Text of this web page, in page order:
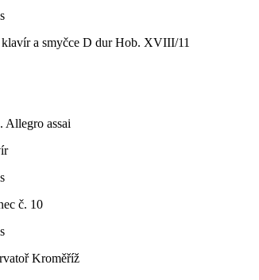
a smyčce D dur Hob. XVIII/11
Allegro assai
č. 10
Kroměříž